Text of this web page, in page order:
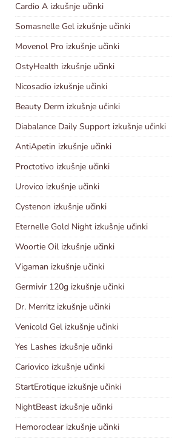
Cardio A izkušnje učinki
Somasnelle Gel izkušnje učinki
Movenol Pro izkušnje učinki
OstyHealth izkušnje učinki
Nicosadio izkušnje učinki
Beauty Derm izkušnje učinki
Diabalance Daily Support izkušnje učinki
AntiApetin izkušnje učinki
Proctotivo izkušnje učinki
Urovico izkušnje učinki
Cystenon izkušnje učinki
Eternelle Gold Night izkušnje učinki
Woortie Oil izkušnje učinki
Vigaman izkušnje učinki
Germivir 120g izkušnje učinki
Dr. Merritz izkušnje učinki
Venicold Gel izkušnje učinki
Yes Lashes izkušnje učinki
Cariovico izkušnje učinki
StartErotique izkušnje učinki
NightBeast izkušnje učinki
Hemoroclear izkušnje učinki